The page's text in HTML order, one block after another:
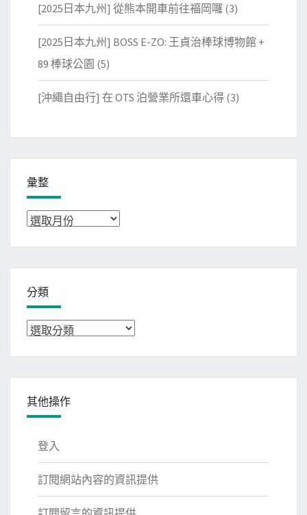
[2025日本九州] 從熊本開車前往福岡囉 (3)
[2025日本九州] BOSS E-ZO: 王貞治棒球博物館 +
89 棒球公園 (5)
[沖繩自由行] 在 OTS 泊營業所還車心得 (3)
彙整
彙
分類
分
其他操作
登入
訂閱網站內容的資訊提供